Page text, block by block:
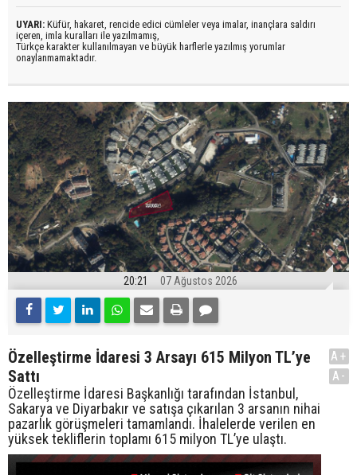
UYARI: Küfür, hakaret, rencide edici cümleler veya imalar, inançlara saldırı
içeren, imla kuralları ile yazılmamış,
Türkçe karakter kullanılmayan ve büyük harflerle yazılmış yorumlar
onaylanmamaktadır.
20:21 07 Ağustos 2026
Özelleştirme İdaresi 3 Arsayı 615 Milyon TL’ye
Sattı
Özelleştirme İdaresi Başkanlığı tarafından İstanbul,
Sakarya ve Diyarbakır ve satışa çıkarılan 3 arsanın nihai
pazarlık görüşmeleri tamamlandı. İhalelerde verilen en
yüksek tekliflerin toplamı 615 milyon TL’ye ulaştı.
A+
A-